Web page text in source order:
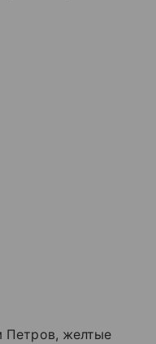
Петров, желтые